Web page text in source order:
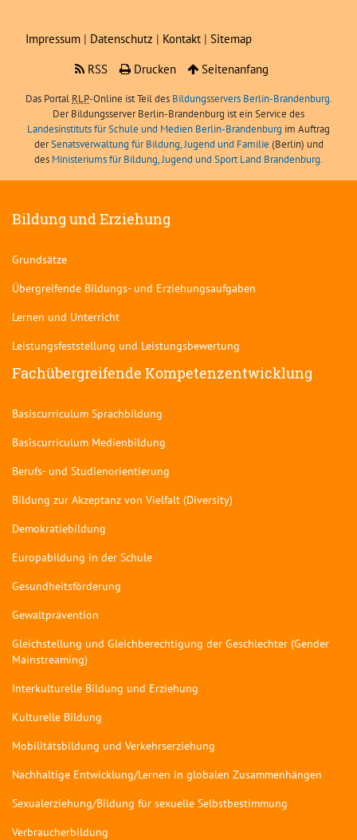
Impressum | Datenschutz | Kontakt | Sitemap
RSS
Drucken Seitenanfang
Das Portal RLP-Online ist Teil des Bildungsservers Berlin-Brandenburg.
Der Bildungsserver Berlin-Brandenburg ist ein Service des
Landesinstituts für Schule und Medien Berlin-Brandenburg im Auftrag
derSenatsverwaltung für Bildung, Jugend und Familie (Berlin) und
des Ministeriums für Bildung, Jugend und Sport Land Brandenburg.
Bildung und Erziehung
Grundsätze
Übergreifende Bildungs- und Erziehungsaufgaben
Lernen und Unterricht
Leistungsfeststellung und Leistungsbewertung
Fachübergreifende Kompetenzentwicklung
Basiscurriculum Sprachbildung
Basiscurriculum Medienbildung
Berufs- und Studienorientierung
Bildung zur Akzeptanz von Vielfalt (Diversity)
Demokratiebildung
Europabildung in der Schule
Gesundheitsförderung
Gewaltprävention
Gleichstellung und Gleichberechtigung der Geschlechter (Gender
Mainstreaming)
Interkulturelle Bildung und Erziehung
Kulturelle Bildung
Mobilitätsbildung und Verkehrserziehung
Nachhaltige Entwicklung/Lernen in globalen Zusammenhängen
Sexualerziehung/Bildung für sexuelle Selbstbestimmung
Verbraucherbildung